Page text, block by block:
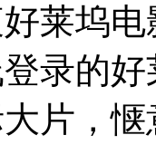
莱坞
录的
片，